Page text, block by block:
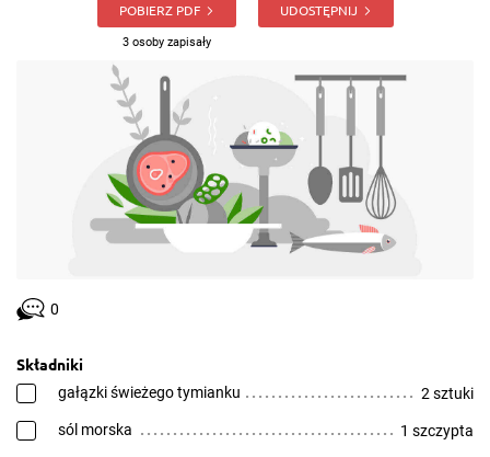
POBIERZ PDF
3 osoby zapisały
UDOSTĘPNIJ
0
Składniki
gałązki świeżego tymianku 2 sztuki
sól morska 1 szczypta